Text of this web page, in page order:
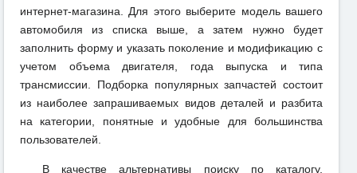
интернет-магазина. Для этого выберите модель вашего
автомобиля из списка выше, а затем нужно будет
заполнить форму и указать поколение и модификацию с
учетом объема двигателя, года выпуска и типа
трансмиссии. Подборка популярных запчастей состоит
из наиболее запрашиваемых видов деталей и разбита
на категории, понятные и удобные для большинства
пользователей.
В качестве альтернативы поиску по каталогу,